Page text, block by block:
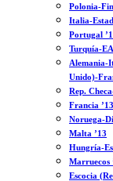
Polonia-
Italia-
Portugal
Turquía-
Alemania-
Unido)-
Rep.
Francia ’13
Noruega-
Malta ’13
Hungría-
Marruecos
Escocia